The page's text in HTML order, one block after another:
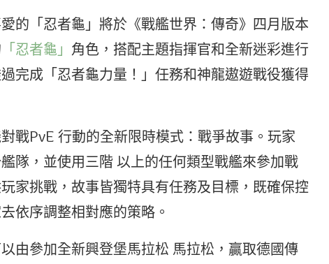
的「忍者龜」將於《戰艦世界：傳奇》四月版本
「忍者龜」 角色，搭配主題指揮官和全新迷彩進行
完成「忍者龜力量！」任務和神龍遨遊戰役獲得
戰PvE 行動的全新限時模式：戰爭故事。玩家
隊，並使用三階 以上的任何類型戰艦來參加戰
家挑戰，故事皆獨特具有任務及目標，既確保控
依序調整相對應的策略。
由參加全新興登堡馬拉松 馬拉松，贏取德國傳